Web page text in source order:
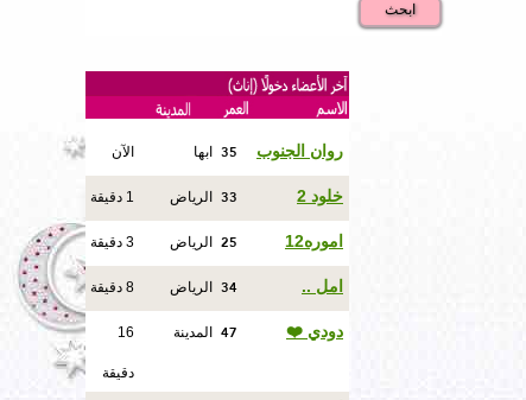
ابحث
روان الجنوب 35 ابها الآن
خلود 2 33 الرياض 1 دقيقة
اموره12 25 الرياض 3 دقيقة
امل .. 34 الرياض 8 دقيقة
دودي ❤️ 47 المدينة 16
دقيقة